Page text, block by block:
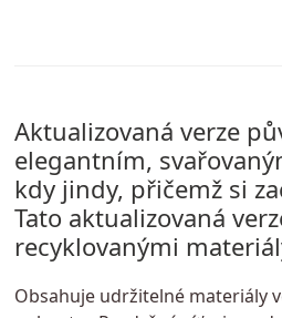
Aktualizovaná verze
elegantním,
kdy jindy, přičemž si
Tato aktualizovaná
recyklovanými
Obsahuje udržitelné materiály